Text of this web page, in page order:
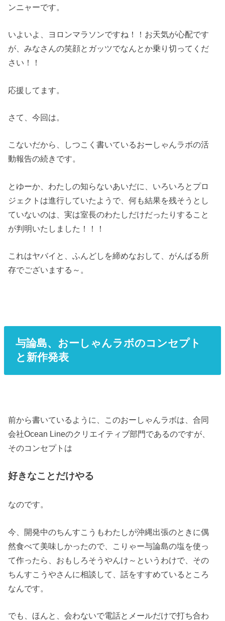
ンニャーです。
いよいよ、ヨロンマラソンですね！！お天気が心配です
が、みなさんの笑顔とガッツでなんとか乗り切ってくだ
さい！！
応援してます。
さて、今回は。
こないだから、しつこく書いているおーしゃんラボの活
動報告の続きです。
とゆーか、わたしの知らないあいだに、いろいろとプロ
ジェクトは進行していたようで、何も結果を残そうとし
ていないのは、実は室長のわたしだけだったりすること
が判明いたしました！！！
これはヤバイと、ふんどしを締めなおして、がんばる所
存でございまする～。
与論島、おーしゃんラボのコンセプト
と新作発表
前から書いているように、このおーしゃんラボは、合同
会社Ocean Lineのクリエイティブ部門であるのですが、
そのコンセプトは
好きなことだけやる
なのです。
今、開発中のちんすこうもわたしが沖縄出張のときに偶
然食べて美味しかったので、こりゃー与論島の塩を使っ
て作ったら、おもしろそうやんけ～というわけで、その
ちんすこうやさんに相談して、話をすすめているところ
なんです。
でも、ほんと、会わないで電話とメールだけで打ち合わ